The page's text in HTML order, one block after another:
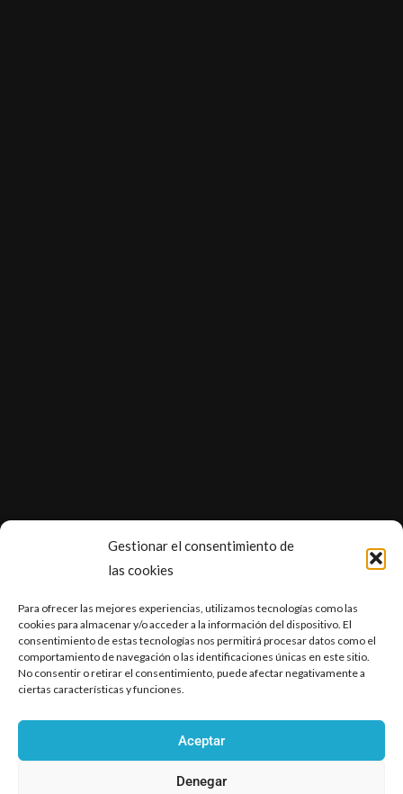
Gestionar el consentimiento de
las cookies
Para ofrecer las mejores experiencias, utilizamos tecnologías como las
cookies para almacenar y/o acceder a la información del dispositivo. El
consentimiento de estas tecnologías nos permitirá procesar datos como el
comportamiento de navegación o las identificaciones únicas en este sitio.
No consentir o retirar el consentimiento, puede afectar negativamente a
ciertas características y funciones.
Aceptar
Denegar
Aviso legal
Política de privacidad
Política de cookies (UE)